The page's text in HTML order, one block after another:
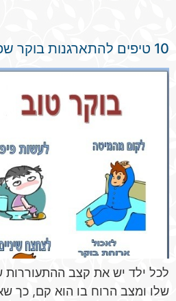
10 טיפים להתארגנות בוקר שפויה עם הילדים
לכל ילד יש את קצב ההתעוררות
שלו ומצב הרוח בו הוא קם, כך